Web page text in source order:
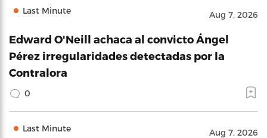
Last Minute Aug 7, 2026
Edward O'Neill achaca al convicto Ángel
Pérez irregularidades detectadas por la
Contralora
0
Last Minute Aug 7, 2026